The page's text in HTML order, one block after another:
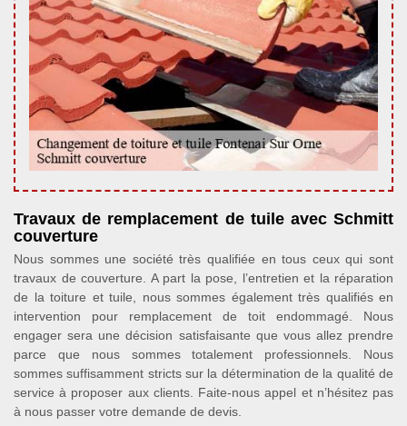
Travaux de remplacement de tuile avec Schmitt
couverture
Nous sommes une société très qualifiée en tous ceux qui sont
travaux de couverture. A part la pose, l’entretien et la réparation
de la toiture et tuile, nous sommes également très qualifiés en
intervention pour remplacement de toit endommagé. Nous
engager sera une décision satisfaisante que vous allez prendre
parce que nous sommes totalement professionnels. Nous
sommes suffisamment stricts sur la détermination de la qualité de
service à proposer aux clients. Faite-nous appel et n’hésitez pas
à nous passer votre demande de devis.